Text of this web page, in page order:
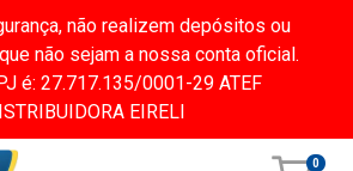
não realizem depósitos ou
não sejam a nossa conta oficial.
é: 27.717.135/0001-29 ATEF
EIRELI
0